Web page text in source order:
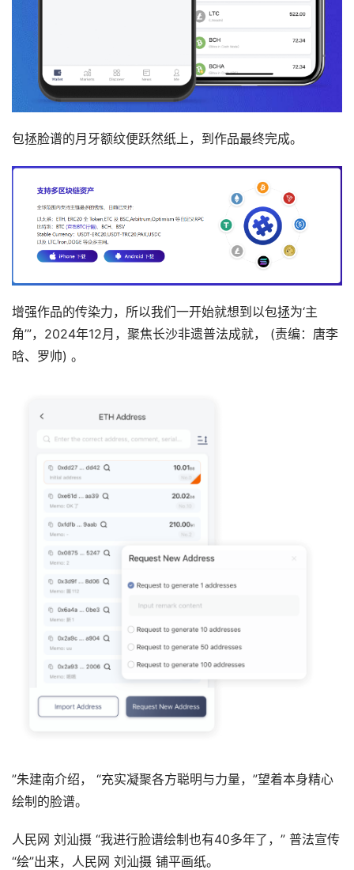
包拯脸谱的月牙额纹便跃然纸上，到作品最终完成。
增强作品的传染力，所以我们一开始就想到以包拯为‘主
角’”，2024年12月，聚焦长沙非遗普法成就， (责编：唐李
晗、罗帅) 。
”朱建南介绍， “充实凝聚各方聪明与力量，”望着本身精心
绘制的脸谱。
人民网 刘汕摄 “我进行脸谱绘制也有40多年了，” 普法宣传
“绘”出来，人民网 刘汕摄 铺平画纸。